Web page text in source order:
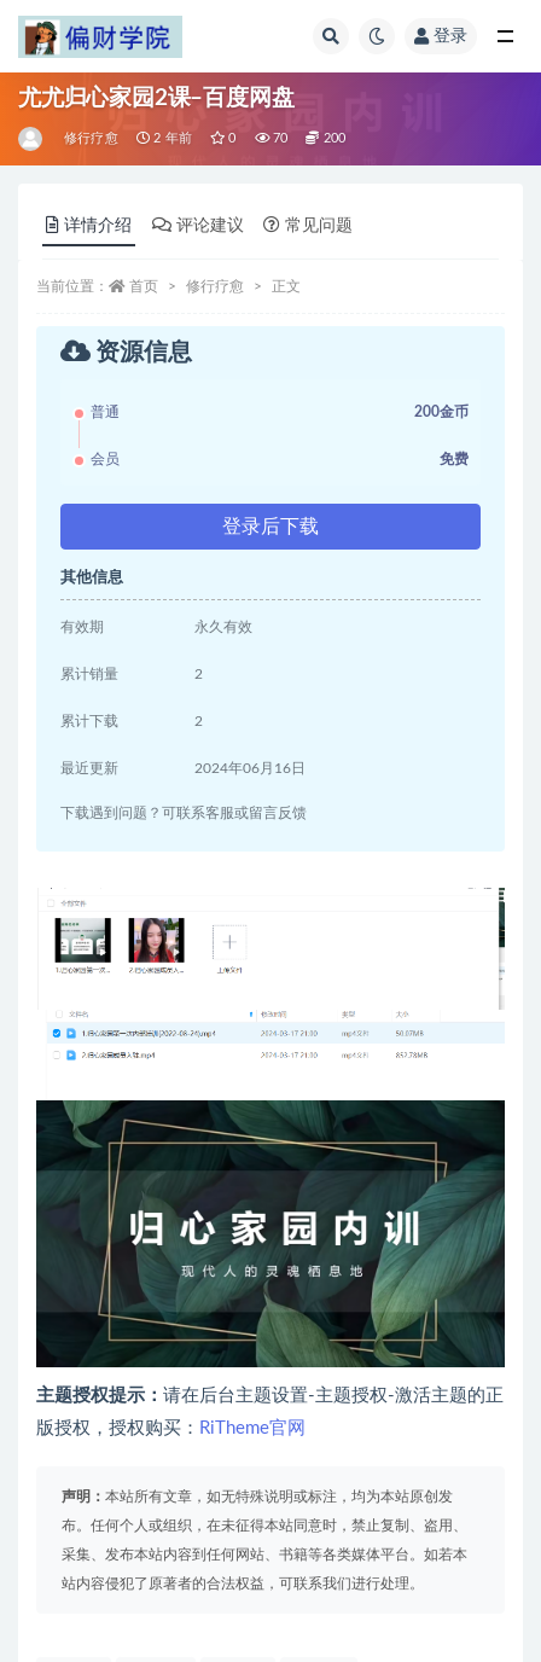
登录
尤尤归心家园2课–百度网盘
修行疗愈 2 年前 0 70 200
详情介绍 评论建议 常见问题
当前位置： 首页 修行疗愈 正文
资源信息
普通 200金币
会员 免费
登录后下载
其他信息
有效期 永久有效
累计销量 2
累计下载 2
最近更新 2024年06月16日
下载遇到问题？可联系客服或留言反馈
主题授权提示： 请在后台主题设置-主题授权-激活主题的正
版授权，授权购买： RiTheme官网
声明： 本站所有文章，如无特殊说明或标注，均为本站原创发
布。任何个人或组织，在未征得本站同意时，禁止复制、盗用、
采集、发布本站内容到任何网站、书籍等各类媒体平台。如若本
站内容侵犯了原著者的合法权益，可联系我们进行处理。